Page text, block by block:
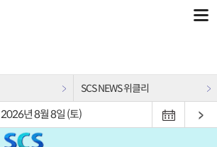
SCS NEWS 위클리
2026년 8월 8일 (토)